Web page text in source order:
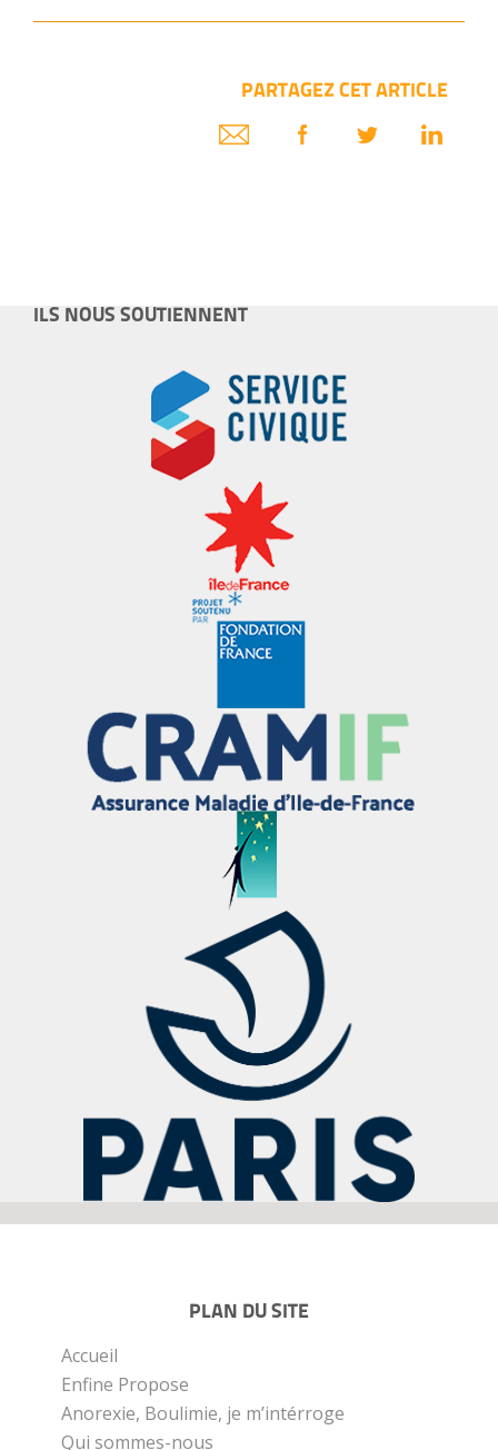
PARTAGEZ CET ARTICLE
ILS NOUS SOUTIENNENT
PLAN DU SITE
Accueil
Enfine Propose
Anorexie, Boulimie, je m’intérroge
Qui sommes-nous